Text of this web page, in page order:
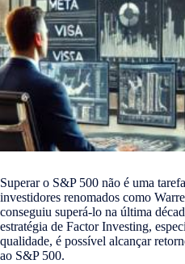
Superar o S&P 500 não é uma
investidores renomados como
conseguiu superá-lo na última
estratégia de Factor Investing,
qualidade, é possível alcançar
ao S&P 500.